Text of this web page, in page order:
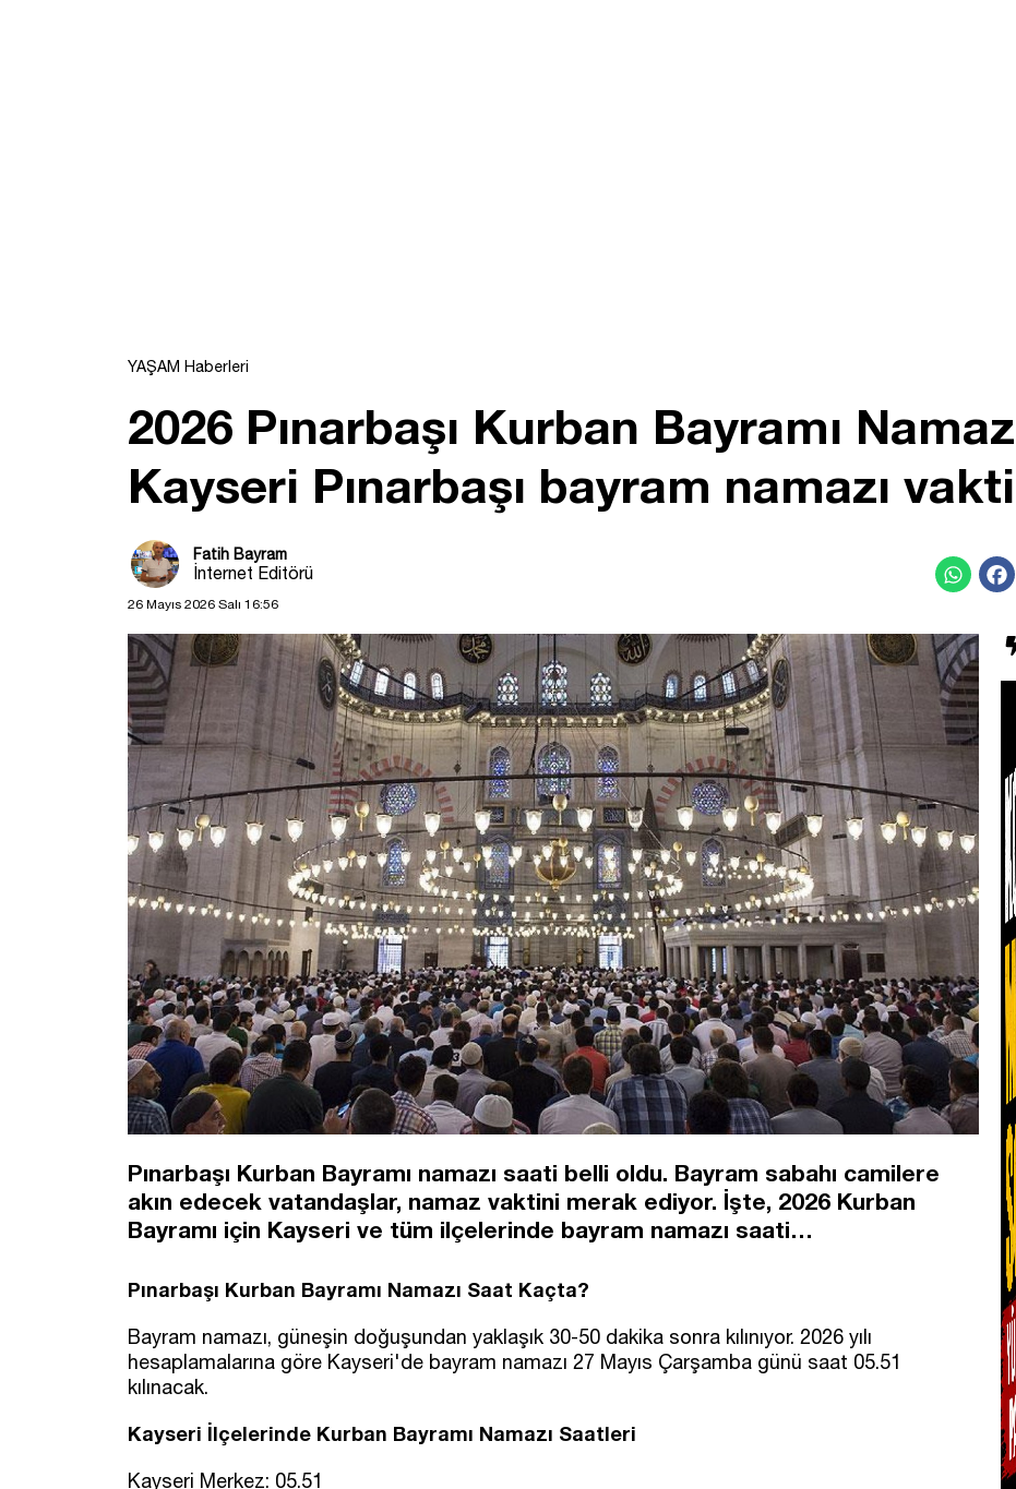
YAŞAM Haberleri
2026 Pınarbaşı Kurban Bayramı
Kayseri Pınarbaşı bayram namazı vakti
Fatih Bayram
İnternet Editörü
26 Mayıs 2026 Salı 16:56
Pınarbaşı Kurban Bayramı namazı saati belli oldu. Bayram sabahı camilere
akın edecek vatandaşlar, namaz vaktini merak ediyor. İşte, 2026 Kurban
Bayramı için Kayseri ve tüm ilçelerinde bayram namazı saati…
Pınarbaşı​​​ Kurban Bayramı Namazı Saat Kaçta?
Bayram namazı, güneşin doğuşundan yaklaşık 30-50 dakika sonra kılınıyor. 2026 yılı
hesaplamalarına göre Kayseri'de bayram namazı 27 Mayıs Çarşamba günü saat 05.51
kılınacak.
Kayseri İlçelerinde Kurban Bayramı Namazı Saatleri
Kayseri Merkez: 05.51